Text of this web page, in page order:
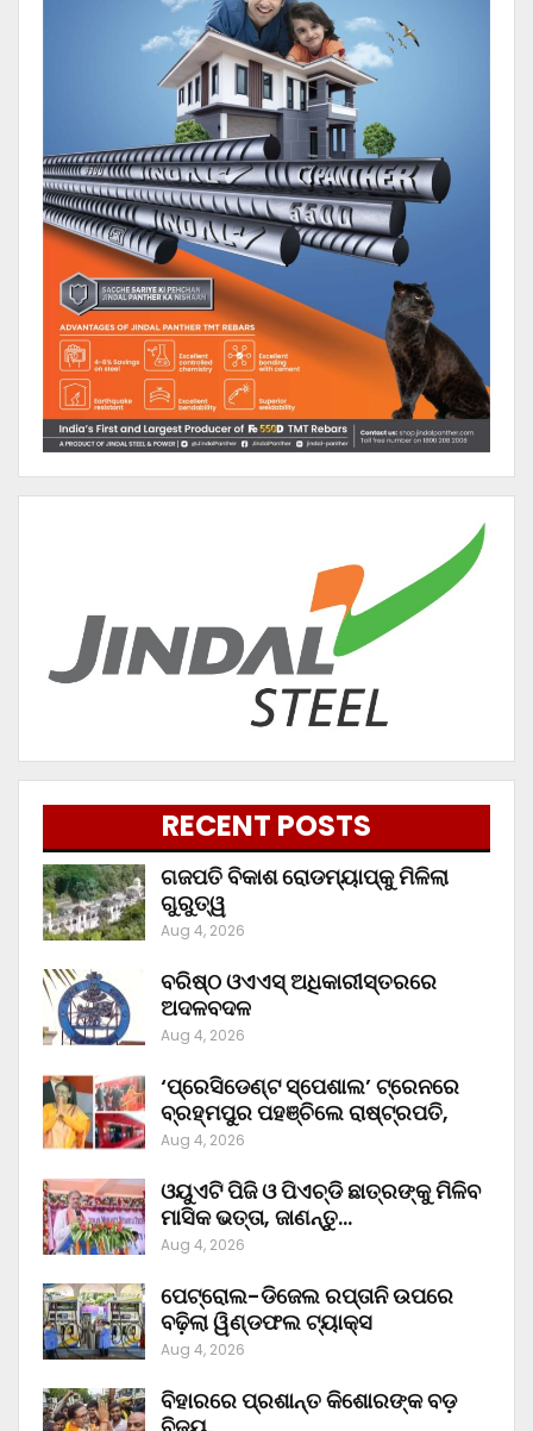
RECENT POSTS
ଗଜପତି ବିକାଶ ରୋଡମ୍ୟାପ୍‌କୁ ମିଳିଲା
ଗୁରୁତ୍ୱ
Aug 4, 2026
ବରିଷ୍ଠ ଓଏଏସ୍‌ ଅଧିକାରୀସ୍ତରରେ
ଅଦଳବଦଳ
Aug 4, 2026
‘ପ୍ରେସିଡେଣ୍ଟ ସ୍ପେଶାଲ’ ଟ୍ରେନରେ
ବ୍ରହ୍ମପୁର ପହଞ୍ଚିଲେ ରାଷ୍ଟ୍ରପତି,
Aug 4, 2026
ଓୟୁଏଟି ପିଜି ଓ ପିଏଚ୍‌ଡି ଛାତ୍ରଙ୍କୁ ମିଳିବ
ମାସିକ ଭତ୍ତା, ଜାଣନ୍ତୁ…
Aug 4, 2026
ପେଟ୍ରୋଲ-ଡିଜେଲ ରପ୍ତାନି ଉପରେ
ବଢ଼ିଲା ୱିଣ୍ଡଫଲ ଟ୍ୟାକ୍ସ
Aug 4, 2026
ବିହାରରେ ପ୍ରଶାନ୍ତ କିଶୋରଙ୍କ ବଡ଼